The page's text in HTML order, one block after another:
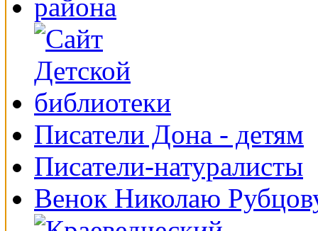
Писатели Дона - детям
Писатели-натуралисты
Венок Николаю